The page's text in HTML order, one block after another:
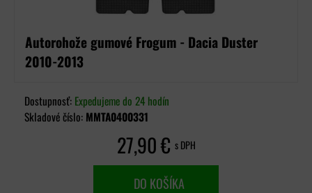
Autorohože gumové Frogum - Dacia Duster
2010-2013
Dostupnosť: Expedujeme do 24 hodín
Skladové číslo: MMTA0400331
27,90 € s DPH
DO KOŠÍKA